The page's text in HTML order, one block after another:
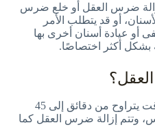
ضرس العقل أو خلع ضرس
أو قد يتطلب الأمر
أو عيادة أسنان أخرى بها
بشكل أكثر اختصاصًا.
تتم إزالة ضرس العقل خلال وقت يتراوح من دقائق إلى 45
وتتم إزالة ضرس العقل كما